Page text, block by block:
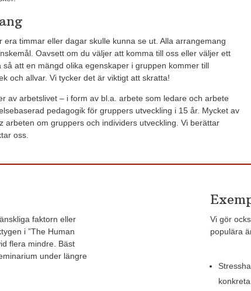
timmar eller dagar skulle kunna se ut. Alla arrangemang
Oavsett om du väljer att komma till oss eller väljer ett
att en mängd olika egenskaper i gruppen kommer till
och allvar. Vi tycker det är viktigt att skratta!
av arbetslivet – i form av bl.a. arbete som ledare och arbete
pedagogik för gruppers utveckling i 15 år. Mycket av
arbeten om gruppers och individers utveckling. Vi berättar
oss.
faktorn eller
i ”The Human
flera mindre. Bäst
under längre
Vi gör
populära